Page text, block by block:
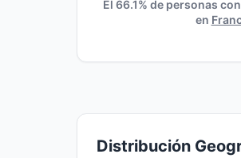
El 66.1% de personas
en
Distribución